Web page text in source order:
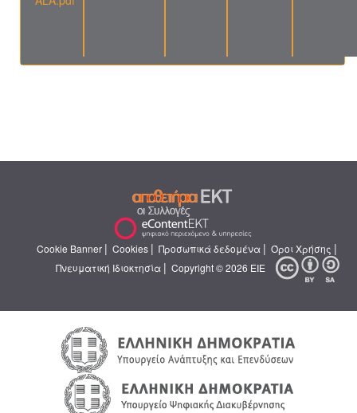
Cookie Banner | Cookies | Προσωπικά δεδομένα | Όροι Χρήσης |
Πνευματική Ιδιοκτησία | Copyright © 2026 ΕΙΕ